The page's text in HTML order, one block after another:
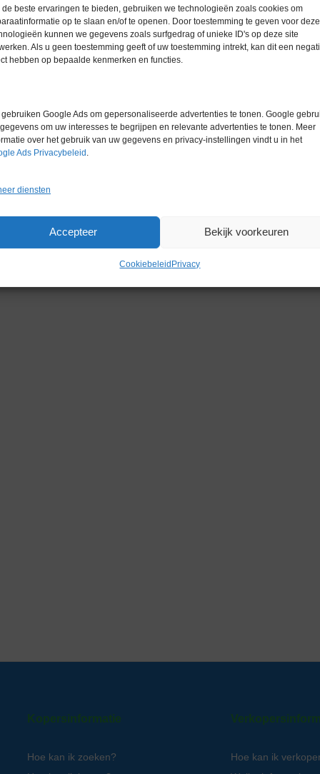
de beste ervaringen te bieden, gebruiken we technologieën zoals cookies om
op te slaan en/of te openen. Door toestemming te geven voor deze
kunnen we gegevens zoals surfgedrag of unieke ID's op deze site
Als u geen toestemming geeft of uw toestemming intrekt, kan dit een
hebben op bepaalde kenmerken en functies.
gebruiken Google Ads om gepersonaliseerde advertenties te tonen. Google
om uw interesses te begrijpen en relevante advertenties te tonen. Meer
over het gebruik van uw gegevens en privacy-instellingen vindt u in het
Ads Privacybeleid .
diensten
Accepteer Bekijk voorkeuren
CookiebeleidPrivacy
Extra informatie
Gewicht
Garantie 6 maanden
Conditie Gebruikt in
Gerelateerde producten
Kopersinformatie
Hoe kan ik zoeken?
Hoe kan ik